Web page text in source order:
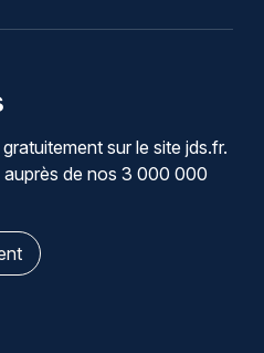
sur le site jds.fr.
de nos 3 000 000